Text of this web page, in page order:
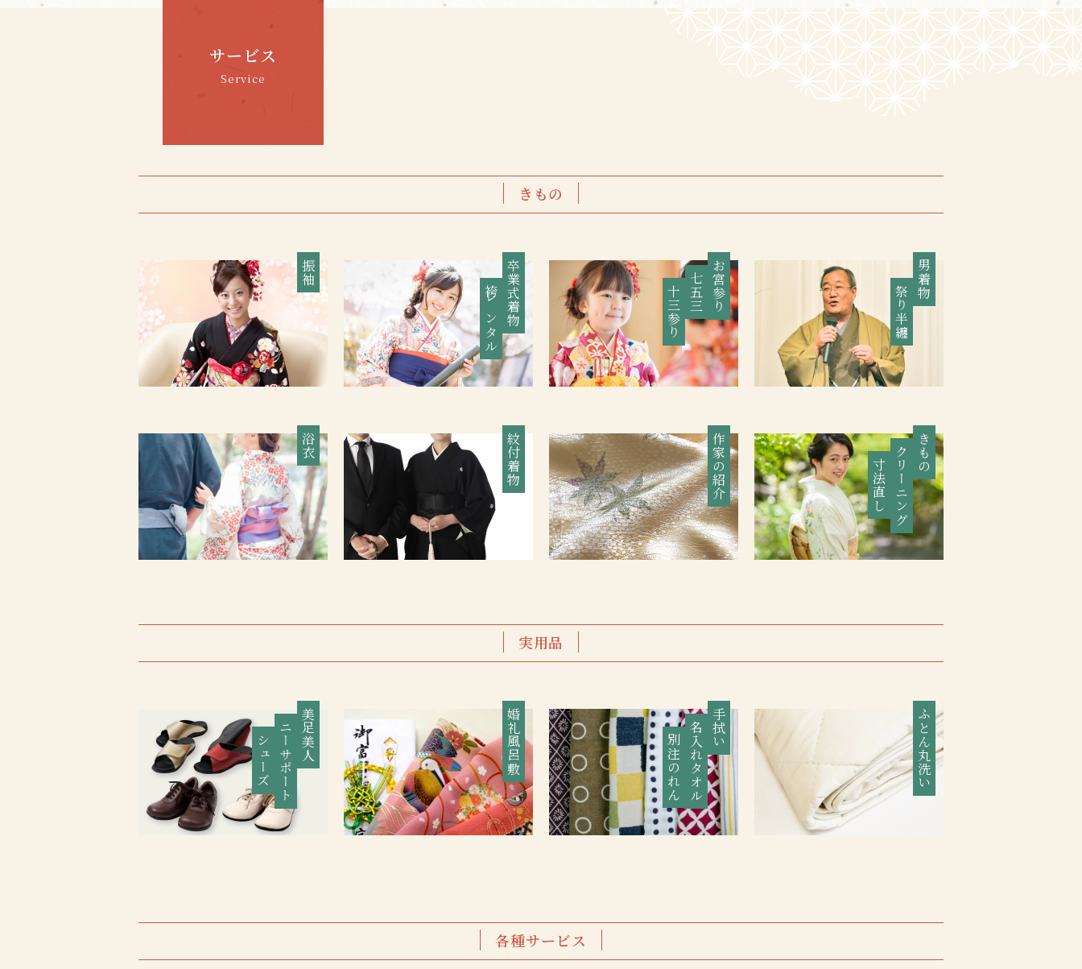
サービス
Service
きもの
振袖 卒業式着物
袴レンタル お宮参り
七五三
十三参り
男着物
祭り半纏
浴衣 紋付着物 作家の紹介 きもの
クリーニング
寸法直し
実用品
美足美人
ニーサポート
シューズ 婚礼風呂敷 手拭い
名入れタオル
別注のれん ふとん丸洗い
各種サービス